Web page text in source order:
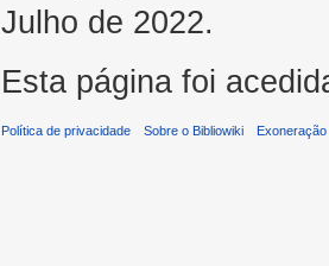
Julho de 2022.
Esta página foi
Política de privacidade Sobre o Bibliowiki